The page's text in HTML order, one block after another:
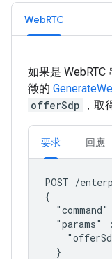
WebRTC
如果是 WebRTC
徵的
offerSdp
，取
要求 回應
POST /
{
"command"
"params"
  }